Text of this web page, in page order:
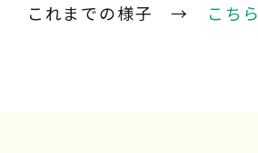
これまでの様子 → こちら